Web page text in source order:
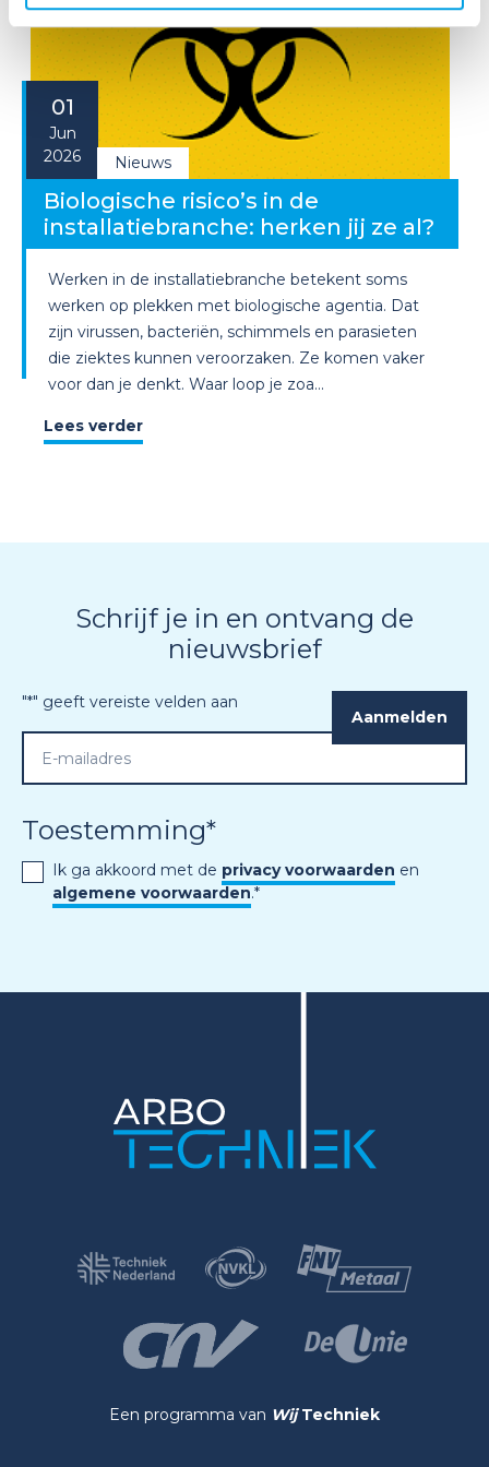
01
Jun
2026
Nieuws
Biologische risico’s in de
installatiebranche: herken jij ze al?
Werken in de installatiebranche betekent soms
werken op plekken met biologische agentia. Dat
zijn virussen, bacteriën, schimmels en parasieten
die ziektes kunnen veroorzaken. Ze komen vaker
voor dan je denkt. Waar loop je zoa...
Lees verder
Schrijf je in en ontvang de
nieuwsbrief
"*" geeft vereiste velden aan
Toestemming*
Ik ga akkoord met de privacy voorwaarden en
algemene voorwaarden.*
Een programma van Wij Techniek